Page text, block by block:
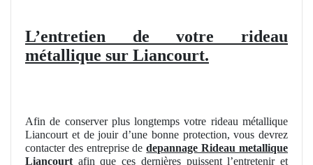
L’entretien de votre rideau
métallique sur Liancourt.
Afin de conserver plus longtemps votre rideau métallique
Liancourt et de jouir d’une bonne protection, vous devrez
contacter des entreprise dedepannage Rideau metallique
Liancourt afin que ces dernières puissent l’entretenir et